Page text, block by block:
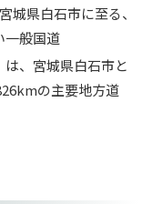
城県白石市に至る、
一般国道
、宮城県白石市と
の主要地方道